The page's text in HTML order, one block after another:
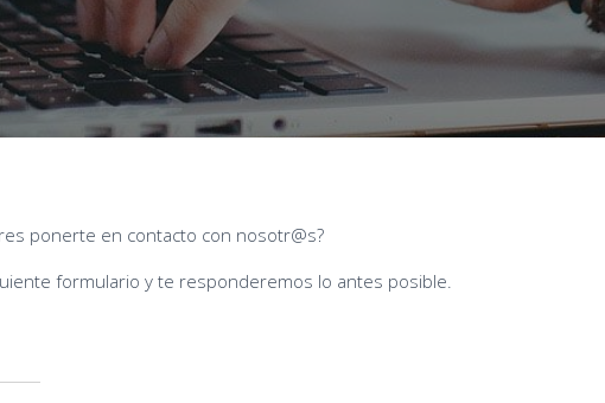
ponerte en contacto con nosotr@s?
formulario y te responderemos lo antes posible.